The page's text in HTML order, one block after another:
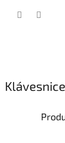
Klávesnice